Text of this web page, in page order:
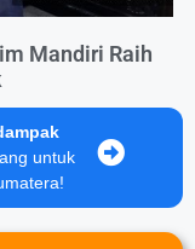
Mandiri Raih
untuk